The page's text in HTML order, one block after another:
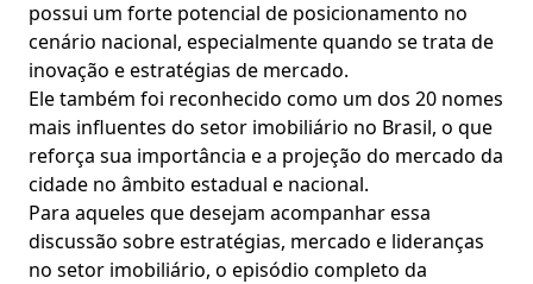
possui um forte potencial de posicionamento no
cenário nacional, especialmente quando se trata de
inovação e estratégias de mercado.
Ele também foi reconhecido como um dos 20 nomes
mais influentes do setor imobiliário no Brasil, o que
reforça sua importância e a projeção do mercado da
cidade no âmbito estadual e nacional.
Para aqueles que desejam acompanhar essa
discussão sobre estratégias, mercado e lideranças
no setor imobiliário, o episódio completo da